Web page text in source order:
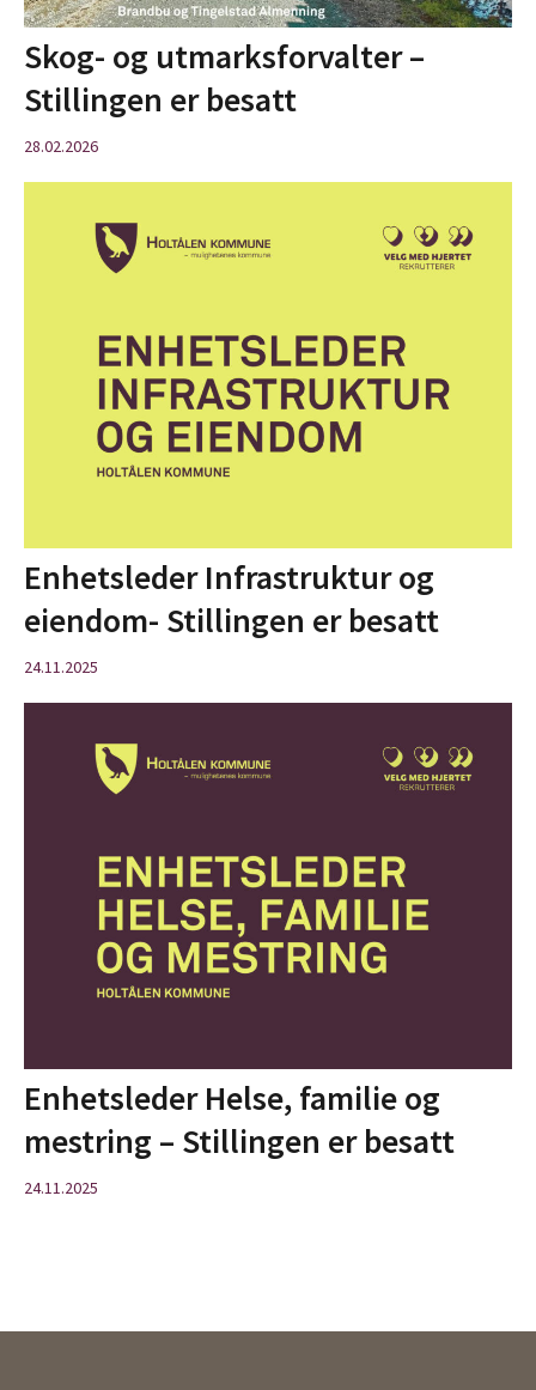
Skog- og utmarksforvalter –
Stillingen er besatt
28.02.2026
Enhetsleder Infrastruktur og
eiendom- Stillingen er besatt
24.11.2025
Enhetsleder Helse, familie og
mestring – Stillingen er besatt
24.11.2025